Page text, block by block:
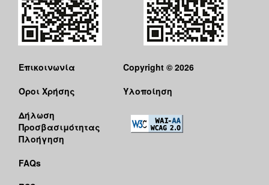
Επικοινωνία
Όροι Χρήσης
Δήλωση
Προσβασιμότητας
Πλοήγηση
FAQs
Copyright © 2026
Υλοποίηση